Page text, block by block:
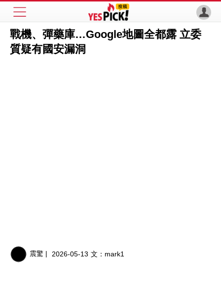
戰機、彈藥庫…Google地圖全都露 立委
質疑有國安漏洞
震驚 | 2026-05-13 文： mark1